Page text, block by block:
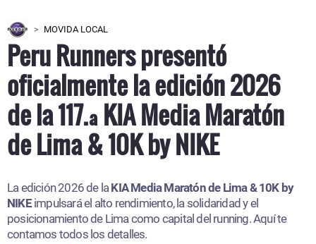
MOVIDA LOCAL
Peru Runners presentó
oficialmente la edición 2026
de la 117.ª KIA Media Maratón
de Lima & 10K by NIKE
La edición 2026 de la KIA Media Maratón de Lima & 10K by
NIKEimpulsará el alto rendimiento, la solidaridad y el
posicionamiento de Lima como capital del running. Aquí te
contamos todos los detalles.